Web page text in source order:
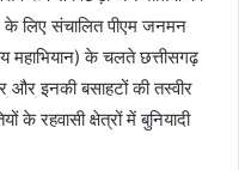
के लिए संचालित पीएम जनमन
महाभियान) के चलते छत्तीसगढ़
और इनकी बसाहटों की तस्वीर
रहवासी क्षेत्रों में बुनियादी